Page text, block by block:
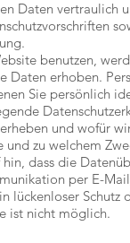
Daten vertraulich
benutzen,
Daten erhoben.
Sie persönlich
und wofür
zu welchem
dass die
per E-
lückenloser Schutz
ist nicht möglich.